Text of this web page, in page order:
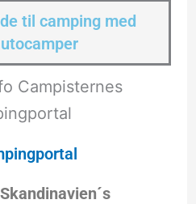
til camping med